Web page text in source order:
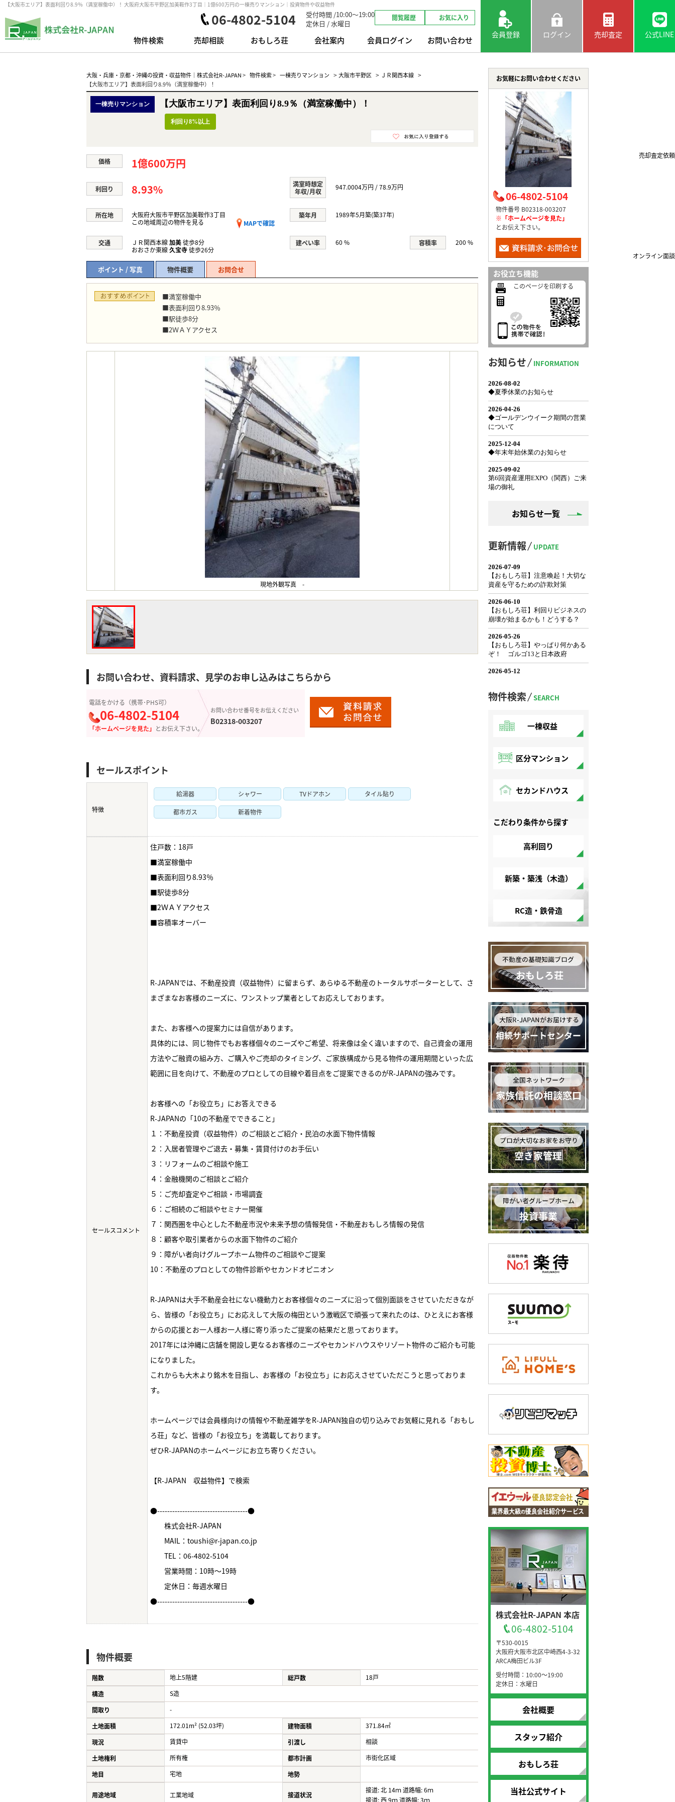
【大阪市エリア】表面利回り8.9％（満室稼働中）！ 大阪府大阪市平野区加美鞍作3丁目｜1億600万円の一棟売りマンション｜投資物件や収益物件
06-4802-5104
受付時間 /10:00～19:00
定休日 / 水曜日
閲覧履歴 お気に入り
物件検索 売却相談 おもしろ荘 会社案内 会員ログイン お問い合わせ
会員登録 ログイン 売却査定 公式LINE
大阪・兵庫・京都・沖縄の投資・収益物件｜株式会社R-JAPAN> 物件検索> 一棟売りマンション >大阪市平野区 > ＪＲ関西本線 >
【大阪市エリア】表面利回り8.9％（満室稼働中）！
一棟売りマンション 【大阪市エリア】表面利回り8.9％（満室稼働中）！
利回り8%以上
価格 1億600万円
利回り 8.93%
満室時想定
年収/月収
947.0004万円 / 78.9万円
所在地
大阪府大阪市平野区加美鞍作3丁目
MAPで確認
この地域周辺の物件を見る
築年月 1989年5月築(築37年)
交通 ＪＲ関西本線加美徒歩8分
おおさか東線久宝寺徒歩26分
建ぺい率 60 % 容積率 200 %
ポイント / 写真 物件概要 お問合せ
■満室稼働中
■表面利回り8.93％
■駅徒歩8分
■2ＷＡＹアクセス
現地外観写真 -
お問い合わせ、資料請求、見学のお申し込みはこちらから
電話をかける（携帯･PHS可）
06-4802-5104
「ホームページを見た」 とお伝え下さい。
お問い合わせ番号をお伝えください
B02318-003207
セールスポイント
特徴
給湯器 シャワー TVドアホン タイル貼り
都市ガス 新着物件
セールスコメント
住戸数：18戸
■満室稼働中
■表面利回り8.93％
■駅徒歩8分
■2ＷＡＹアクセス
■容積率オーバー
R-JAPANでは、不動産投資（収益物件）に留まらず、あらゆる不動産のトータルサポーターとして、さ
まざまなお客様のニーズに、ワンストップ業者としてお応えしております。
また、お客様への提案力には自信があります。
具体的には、同じ物件でもお客様個々のニーズやご希望、将来像は全く違いますので、自己資金の運用
方法やご融資の組み方、ご購入やご売却のタイミング、ご家族構成から見る物件の運用期間といった広
範囲に目を向けて、不動産のプロとしての目線や着目点をご提案できるのがR-JAPANの強みです。
お客様への「お役立ち」にお答えできる
R-JAPANの「10の不動産でできること」
１：不動産投資（収益物件）のご相談とご紹介・民泊の水面下物件情報
２：入居者管理やご退去・募集・賃貸付けのお手伝い
３：リフォームのご相談や施工
４：金融機関のご相談とご紹介
５：ご売却査定やご相談・市場調査
６：ご相続のご相談やセミナー開催
７：関西圏を中心とした不動産市況や未来予想の情報発信・不動産おもしろ情報の発信
８：顧客や取引業者からの水面下物件のご紹介
９：障がい者向けグループホーム物件のご相談やご提案
10：不動産のプロとしての物件診断やセカンドオピニオン
R-JAPANは大手不動産会社にない機動力とお客様個々のニーズに沿って個別面談をさせていただきなが
ら、皆様の「お役立ち」にお応えして大阪の梅田という激戦区で頑張って来れたのは、ひとえにお客様
からの応援とお一人様お一人様に寄り添ったご提案の結果だと思っております。
2017年には沖縄に店舗を開設し更なるお客様のニーズやセカンドハウスやリゾート物件のご紹介も可能
になりました。
これからも大木より銘木を目指し、お客様の「お役立ち」にお応えさせていただこうと思っておりま
す。
ホームページでは会員様向けの情報や不動産雑学をR-JAPAN独自の切り込みでお気軽に見れる「おもし
ろ荘」など、皆様の「お役立ち」を満載しております。
ぜひR-JAPANのホームページにお立ち寄りください。
【R-JAPAN 収益物件】で検索
●------------------------------------●
株式会社R-JAPAN
MAIL：toushi@r-japan.co.jp
TEL：06-4802-5104
営業時間：10時～19時
定休日：毎週水曜日
●------------------------------------●
物件概要
階数 地上5階建 総戸数
18戸
構造
S造
間取り
-
土地面積
172.01m² (52.03坪) 建物面積
371.84㎡
現況
賃貸中 引渡し
相談
土地権利
所有権 都市計画
市街化区域
地目
宅地 地勢
用途地域 工業地域 接道状況
接道: 北 14ｍ 道路幅: 6ｍ
接道: 西 9ｍ 道路幅: 3ｍ
お気軽にお問い合わせください
06-4802-5104
物件番号 B02318-003207
※「ホームページを見た」
とお伝え下さい。
お役立ち機能
このページを印刷する
お知らせ INFORMATION
お知らせ一覧
更新情報 UPDATE
物件検索 SEARCH
一棟収益
区分マンション
セカンドハウス
こだわり条件から探す
高利回り
新築・築浅（木造）
RC造・鉄骨造
株式会社R-JAPAN 本店
06-4802-5104
〒530-0015
大阪府大阪市北区中崎西4-3-32
ARCA梅田ビル3F
受付時間：10:00～19:00
定休日：水曜日
会社概要
スタッフ紹介
おもしろ荘
当社公式サイト
売却査定依頼
オンライン面談